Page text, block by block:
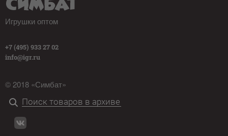
Игрушки оптом
+7 (495) 933 27 02
info@igr.ru
© 2018 «Симбат»